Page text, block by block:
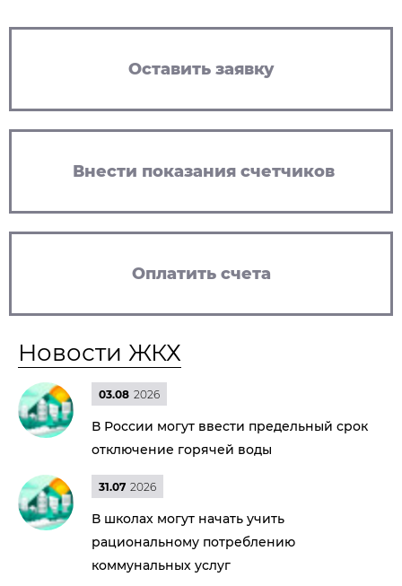
Оставить заявку
Внести показания счетчиков
Оплатить счета
Новости ЖКХ
03.08 2026
В России могут ввести предельный срок
отключение горячей воды
31.07 2026
В школах могут начать учить
рациональному потреблению
коммунальных услуг